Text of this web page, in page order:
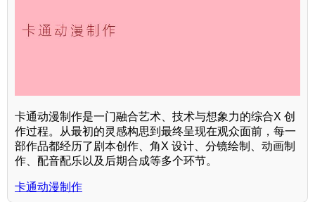
卡通动漫制作是一门融合艺术、技术与想象力的综合X 创
作过程。从最初的灵感构思到最终呈现在观众面前，每一
部作品都经历了剧本创作、角X 设计、分镜绘制、动画制
作、配音配乐以及后期合成等多个环节。
卡通动漫制作